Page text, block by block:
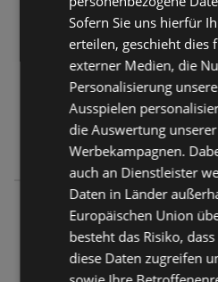
Nah&Frisch punkt
Oberschwarza 62
8471 Spielfeld
FLUGBLÄTTER:
466,05 km
Nah&Frisch punkt
Mold 1a
3580 Mold
Sofern Sie uns hierfür
erteilen, geschieht dies
externer Medien, die
Personalisierung
Ausspielen
die Auswertung unserer
Werbekampagnen.
auch an Dienstleister
Daten in Länder
Europäischen Union
besteht das Risiko,
diese Daten zugreifen